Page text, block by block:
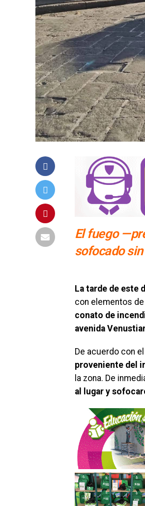
El fuego
sofocado
La tarde de este
con elementos de
conato de
avenida
De acuerdo con
proveniente del
la zona. De
al lugar y